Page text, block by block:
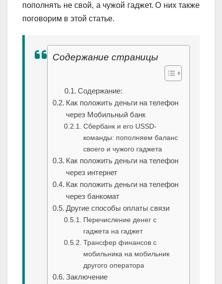
пополнять не свой, а чужой гаджет. О них также
поговорим в этой статье.
Содержание страницы
Содержание:
Как положить деньги на телефон
через Мобильный банк
Сбербанк и его USSD-
команды: пополняем баланс
своего и чужого гаджета
Как положить деньги на телефон
через интернет
Как положить деньги на телефон
через банкомат
Другие способы оплаты связи
Перечисление денег с
гаджета на гаджет
Трансфер финансов с
мобильника на мобильник
другого оператора
Заключение